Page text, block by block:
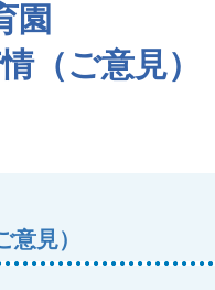
園
（ご意見）
見）